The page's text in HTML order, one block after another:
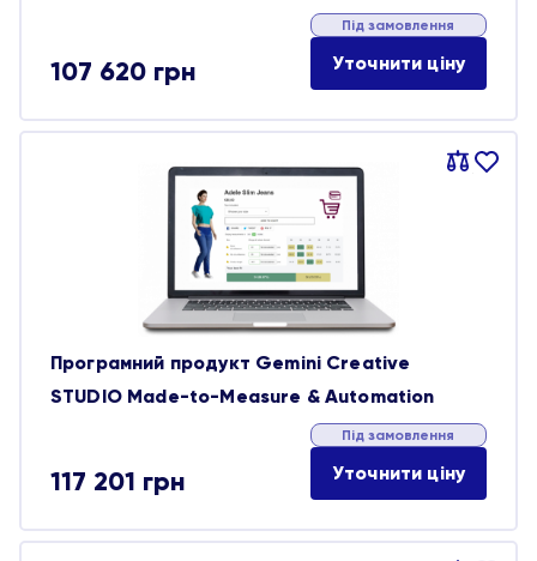
107 620 грн
Під замовлення
Уточнити ціну
Порівняти
В
Програмний продукт Gemini Creative
STUDIO Made-to-Measure & Automation
117 201 грн
Під замовлення
Уточнити ціну